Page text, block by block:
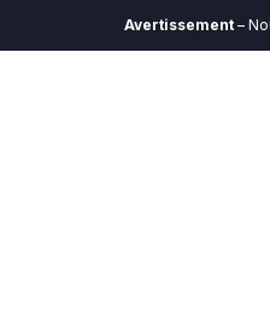
Avertissement– Nous